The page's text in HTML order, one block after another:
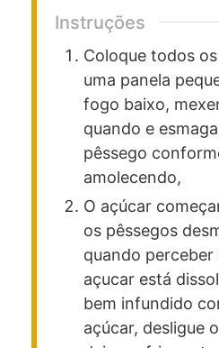
Instruções
Coloque todos
uma panela
fogo baixo,
quando e
pêssego
amolecendo,
O açúcar
os pêssegos
quando
açucar está
bem infundido
açúcar, desligue